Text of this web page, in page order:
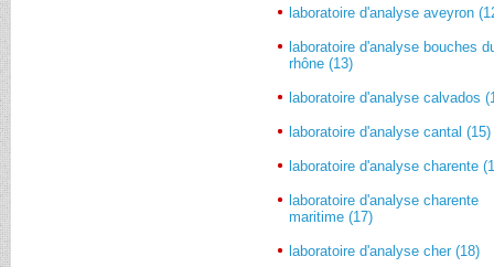
laboratoire d'analyse aveyron
laboratoire d'analyse bouches
rhône (13)
laboratoire d'analyse calvados
laboratoire d'analyse cantal (15)
laboratoire d'analyse charente
laboratoire d'analyse charente
maritime (17)
laboratoire d'analyse cher (18)